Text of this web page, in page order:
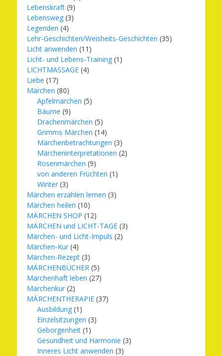
Lebenskraft (9)
Lebensweg (3)
Legenden (4)
Lehr-Geschichten/Weisheits-Geschichten (35)
Licht anwenden (11)
Licht- und Lebens-Training (1)
LICHTMASSAGE (4)
Liebe (17)
Märchen (80)
Apfelmärchen (5)
Bäume (9)
Drachenmärchen (5)
Grimms Märchen (14)
Märchenbetrachtungen (3)
Märcheninterpretationen (2)
Rosenmärchen (9)
von anderen Früchten (1)
Winter (3)
Märchen erzählen lernen (3)
Märchen heilen (10)
MÄRCHEN SHOP (12)
MÄRCHEN und LICHT-TAGE (3)
Märchen- und Licht-Impuls (2)
Märchen-Kur (4)
Märchen-Rezept (3)
MÄRCHENBÜCHER (5)
Märchenhaft leben (27)
Märchenkur (2)
MÄRCHENTHERAPIE (37)
Ausbildung (1)
Einzelsitzungen (3)
Geborgenheit (1)
Gesundheit und Harmonie (3)
Inneres Licht anwenden (3)